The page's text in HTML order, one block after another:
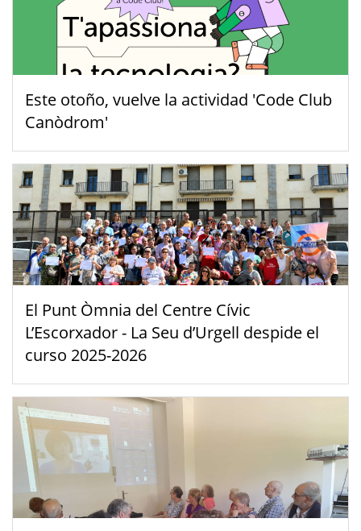
Este otoño, vuelve la actividad 'Code Club
Canòdrom'
El Punt Òmnia del Centre Cívic
L’Escorxador - La Seu d’Urgell despide el
curso 2025-2026